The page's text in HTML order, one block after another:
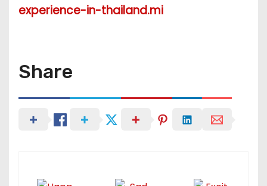
experience-in-thailand.mi
Share